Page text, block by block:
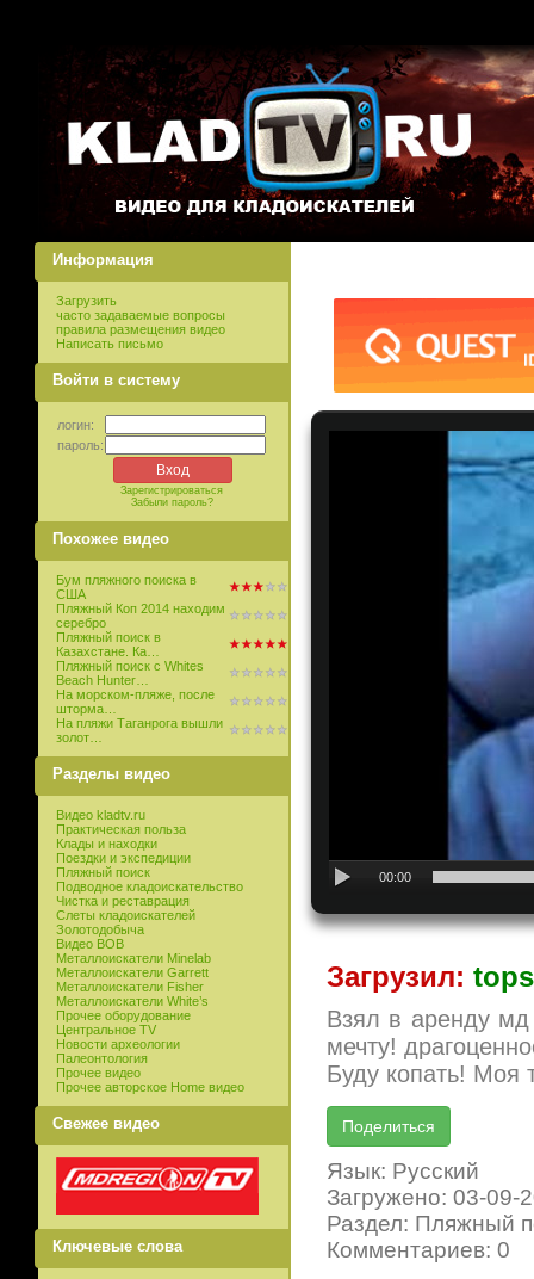
Информация
Загрузить
часто задаваемые вопросы
правила размещения видео
Написать письмо
Войти в систему
логин:
пароль:
Зарегистрироваться
Забыли пароль?
Похожее видео
Бум пляжного поиска в
США
Пляжный Коп 2014 находим
серебро
Пляжный поиск в
Казахстане. Ка…
Пляжный поиск с Whites
Beach Hunter…
На морском-пляже, после
шторма…
На пляжи Таганрога вышли
золот…
Разделы видео
Видео kladtv.ru
Практическая польза
Клады и находки
Поездки и экспедиции
Пляжный поиск
Подводное кладоискательство
Чистка и реставрация
Слеты кладоискателей
Золотодобыча
Видео ВОВ
Металлоискатели Minelab
Металлоискатели Garrett
Металлоискатели Fisher
Металлоискатели White’s
Прочее оборудование
Центральное TV
Новости археологии
Палеонтология
Прочее видео
Прочее авторское Home видео
Свежее видео
Ключевые слова
00:00
Загрузил:
Взял в аренду
мечту!
Буду копать! Моя
Язык: Русский
Загружено: 03-09-
Раздел: Пляжный
Комментариев: 0